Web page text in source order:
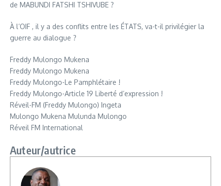
de MABUNDI FATSHI TSHIVUBE ?
À l’OIF , il y a des conflits entre les ÉTATS, va-t-il privilégier la
guerre au dialogue ?
Freddy Mulongo Mukena
Freddy Mulongo Mukena
Freddy Mulongo-Le Pamphlétaire !
Freddy Mulongo-Article 19 Liberté d’expression !
Réveil-FM (Freddy Mulongo) Ingeta
Mulongo Mukena Mulunda Mulongo
Réveil FM International
Auteur/autrice